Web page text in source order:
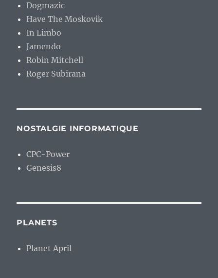
Dogmazic
Have The Moskovik
In Limbo
Jamendo
Robin Mitchell
Roger Subirana
NOSTALGIE INFORMATIQUE
CPC-Power
Genesis8
PLANETS
Planet April